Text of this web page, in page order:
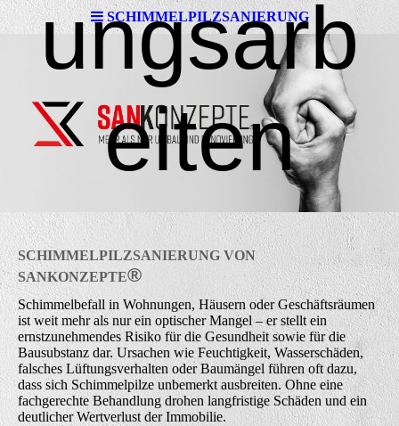
SCHIMMELPILZSANIERUNG
ungsarb
eiten
SCHIMMELPILZSANIERUNG VON
SANKONZEPTE®
Schimmelbefall in Wohnungen, Häusern oder Geschäftsräumen
ist weit mehr als nur ein optischer Mangel – er stellt ein
ernstzunehmendes Risiko für die Gesundheit sowie für die
Bausubstanz dar. Ursachen wie Feuchtigkeit, Wasserschäden,
falsches Lüftungsverhalten oder Baumängel führen oft dazu,
dass sich Schimmelpilze unbemerkt ausbreiten. Ohne eine
fachgerechte Behandlung drohen langfristige Schäden und ein
deutlicher Wertverlust der Immobilie.